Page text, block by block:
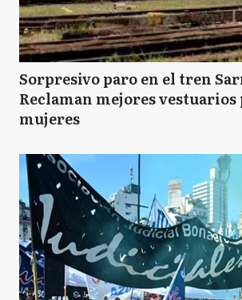
Sorpresivo paro en el tren
Reclaman mejores vestuarios
mujeres